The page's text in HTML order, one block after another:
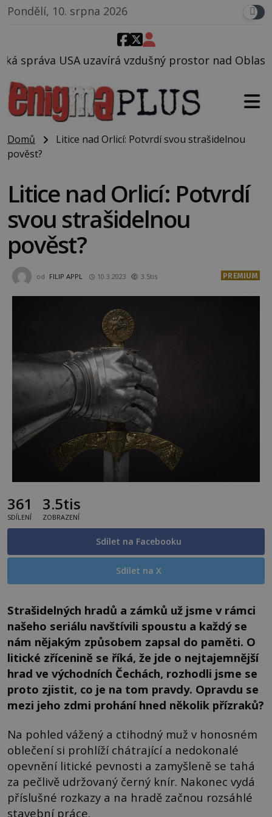
Pondělí, 10. srpna 2026
prostor nad Oblastí 51, mohlo to souviset
Domů
Litice nad Orlicí: Potvrdí svou strašidelnou
pověst?
Litice nad Orlicí: Potvrdí
svou strašidelnou
pověst?
od FILIP APPL 10.3.2023 3.5tis PREMIUM
361
SDÍLENÍ
3.5tis
ZOBRAZENÍ
Sdílet na Facebooku
Sdílet na X
Strašidelných hradů a zámků už jsme v rámci
našeho seriálu navštívili spoustu a každý se
nám nějakým způsobem zapsal do paměti. O
litické zřícenině se říká, že jde o nejtajemnější
hrad ve východních Čechách, rozhodli jsme se
proto zjistit, co je na tom pravdy. Opravdu se
mezi jeho zdmi prohání hned několik přízraků?
Na pohled vážený a ctihodný muž v honosném
oblečení si prohlíží chátrající a nedokonalé
opevnění litické pevnosti a zamyšleně se tahá
za pečlivě udržovaný černý knír. Nakonec vydá
příslušné rozkazy a na hradě začnou rozsáhlé
stavební práce.